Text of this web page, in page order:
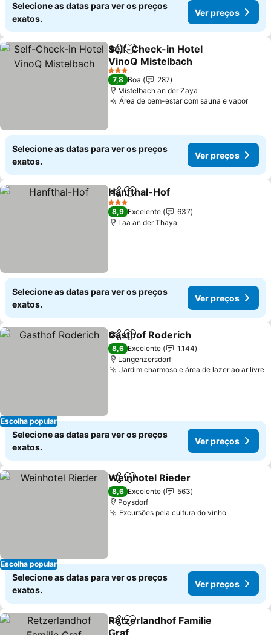
Selecione as datas para ver os preços
exatos.
Ver preços
PartilharAdicionar aos favoritos
Self-Check-in Hotel
VinoQ Mistelbach
3 Estrelas
7,8 Boa
287
Mistelbach an der Zaya
Área de bem-estar com sauna e vapor
Selecione as datas para ver os preços
exatos.
Ver preços
PartilharAdicionar aos favoritos
Hanfthal-Hof
3 Estrelas
8,9 Excelente
637
Laa an der Thaya
Selecione as datas para ver os preços
exatos.
Ver preços
Escolha popular
PartilharAdicionar aos favoritos
Gasthof Roderich
8,6 Excelente
1.144
Langenzersdorf
Jardim charmoso e área de lazer ao ar livre
Selecione as datas para ver os preços
exatos.
Ver preços
Escolha popular
PartilharAdicionar aos favoritos
Weinhotel Rieder
8,6 Excelente
563
Poysdorf
Excursões pela cultura do vinho
Selecione as datas para ver os preços
exatos.
Ver preços
PartilharAdicionar aos favoritos
Retzerlandhof Familie
Graf